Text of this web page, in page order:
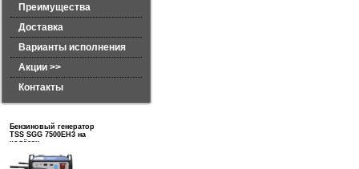
Преимущества
Доставка
Варианты исполнения
Акции >>
Контакты
Бензиновый генератор
TSS SGG 7500EH3 на
колёсах